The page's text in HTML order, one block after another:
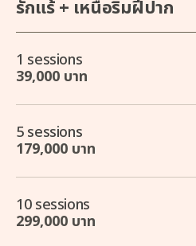
รักแร้ + เหนือริมฝีปาก
1 sessions
39,000 บาท
5 sessions
179,000 บาท
10 sessions
299,000 บาท